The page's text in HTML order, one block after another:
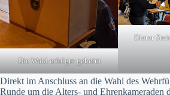
Die Wahl erfolgte geheim
Dieter
Direkt im Anschluss an die Wahl des
Runde um die Alters- und Ehrenkameraden